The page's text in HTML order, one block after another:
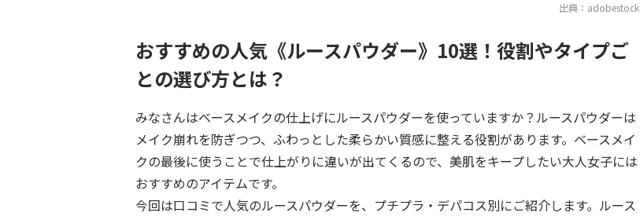
出典：adobestock
おすすめの人気《ルースパウダー》10選！役割やタイプご
との選び方とは？
みなさんはベースメイクの仕上げにルースパウダーを使っていますか？ルースパウダーは
メイク崩れを防ぎつつ、ふわっとした柔らかい質感に整える役割があります。ベースメイ
クの最後に使うことで仕上がりに違いが出てくるので、美肌をキープしたい大人女子には
おすすめのアイテムです。
今回は口コミで人気のルースパウダーを、プチプラ・デパコス別にご紹介します。ルース